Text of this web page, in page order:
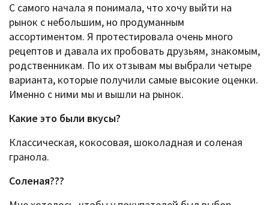
С самого начала я понимала, что хочу выйти на
рынок с небольшим, но продуманным
ассортиментом. Я протестировала очень много
рецептов и давала их пробовать друзьям, знакомым,
родственникам. По их отзывам мы выбрали четыре
варианта, которые получили самые высокие оценки.
Именно с ними мы и вышли на рынок.
Какие это были вкусы?
Классическая, кокосовая, шоколадная и соленая
гранола.
Соленая???